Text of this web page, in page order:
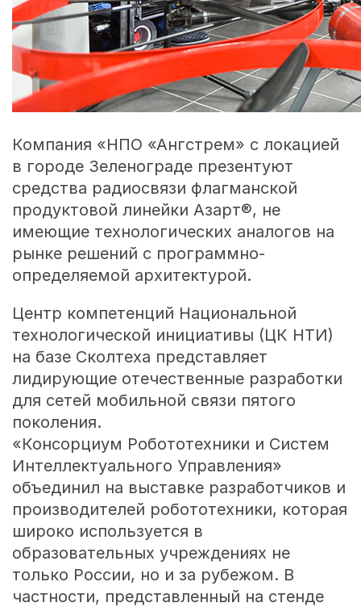
Компания «НПО «Ангстрем» с локацией
в городе Зеленограде презентуют
средства радиосвязи флагманской
продуктовой линейки Азарт®, не
имеющие технологических аналогов на
рынке решений с программно-
определяемой архитектурой.
Центр компетенций Национальной
технологической инициативы (ЦК НТИ)
на базе Сколтеха представляет
лидирующие отечественные разработки
для сетей мобильной связи пятого
поколения.
«Консорциум Робототехники и Систем
Интеллектуального Управления»
объединил на выставке разработчиков и
производителей робототехники, которая
широко используется в
образовательных учреждениях не
только России, но и за рубежом. В
частности, представленный на стенде